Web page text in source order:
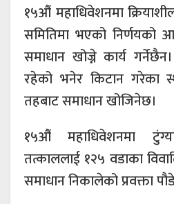
१५औं महाधिवेशनमा
समितिमा भएको निर्णयको
समाधान खोज्ने कार्य
रहेको भनेर किटान गरेका
तहबाट समाधान खोजिनेछ।
१५औं महाधिवेशनमा
तत्काललाई १२५ वडाका
समाधान निकालेको प्रवक्ता